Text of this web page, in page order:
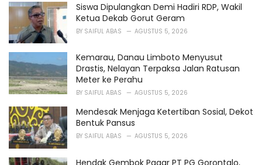
:
Siswa Dipulangkan Demi Hadiri RDP, Wakil
Ketua Dekab Gorut Geram
BY SAIFUL ABAS AGUSTUS 5, 2026
Kemarau, Danau Limboto Menyusut
Drastis, Nelayan Terpaksa Jalan Ratusan
Meter ke Perahu
BY SAIFUL ABAS AGUSTUS 5, 2026
Mendesak Menjaga Ketertiban Sosial, Dekot
Bentuk Pansus
BY SAIFUL ABAS AGUSTUS 5, 2026
Hendak Gembok Pagar PT PG Gorontalo,